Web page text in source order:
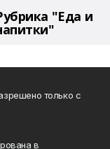
"Еда и
только с
в